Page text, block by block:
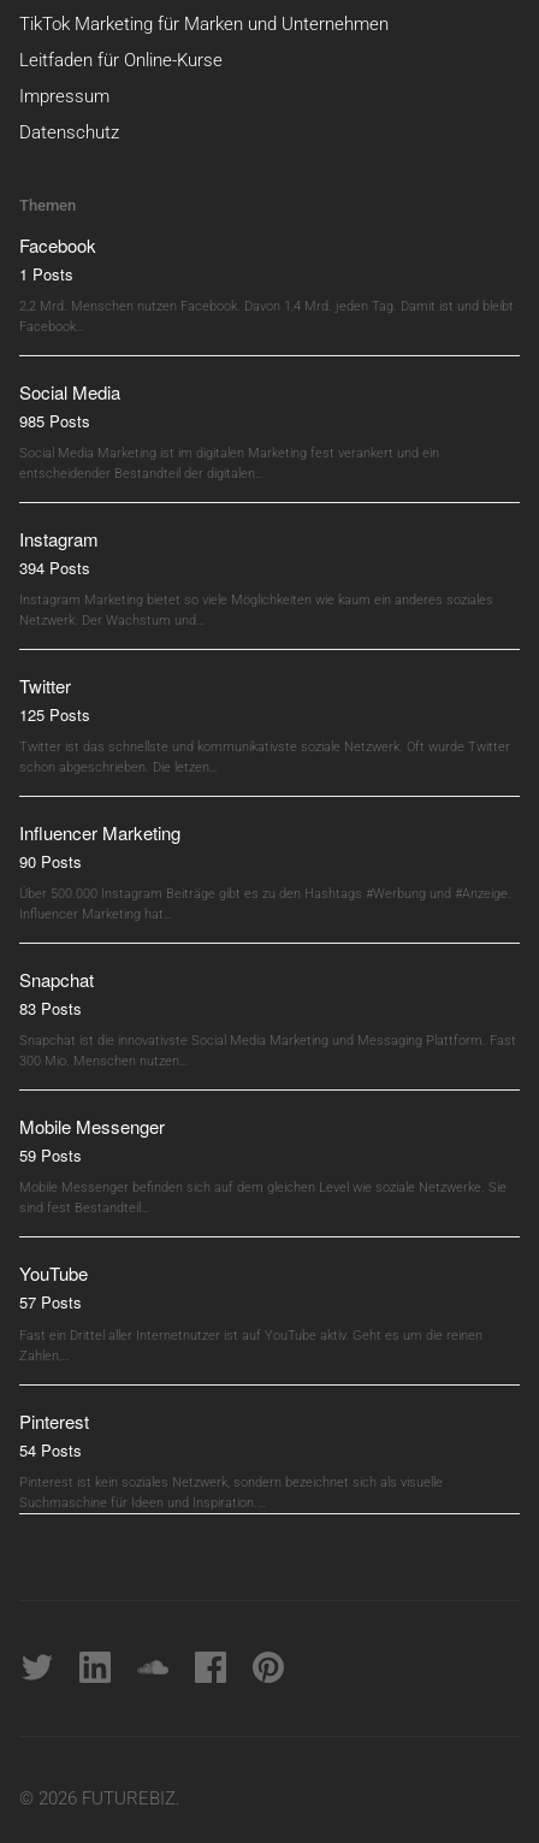
TikTok Marketing für Marken und Unternehmen
Leitfaden für Online-Kurse
Impressum
Datenschutz
Themen
Facebook
1 Posts
2,2 Mrd. Menschen nutzen Facebook. Davon 1,4 Mrd. jeden Tag. Damit ist und bleibt
Facebook…
Social Media
985 Posts
Social Media Marketing ist im digitalen Marketing fest verankert und ein
entscheidender Bestandteil der digitalen…
Instagram
394 Posts
Instagram Marketing bietet so viele Möglichkeiten wie kaum ein anderes soziales
Netzwerk. Der Wachstum und…
Twitter
125 Posts
Twitter ist das schnellste und kommunikativste soziale Netzwerk. Oft wurde Twitter
schon abgeschrieben. Die letzen…
Influencer Marketing
90 Posts
Über 500.000 Instagram Beiträge gibt es zu den Hashtags #Werbung und #Anzeige.
Influencer Marketing hat…
Snapchat
83 Posts
Snapchat ist die innovativste Social Media Marketing und Messaging Plattform. Fast
300 Mio. Menschen nutzen…
Mobile Messenger
59 Posts
Mobile Messenger befinden sich auf dem gleichen Level wie soziale Netzwerke. Sie
sind fest Bestandteil…
YouTube
57 Posts
Fast ein Drittel aller Internetnutzer ist auf YouTube aktiv. Geht es um die reinen
Zahlen,…
Pinterest
54 Posts
Pinterest ist kein soziales Netzwerk, sondern bezeichnet sich als visuelle
Suchmaschine für Ideen und Inspiration.…
Twitter linkedin soundcloudFacebookpinterest
© 2026 FUTUREBIZ.